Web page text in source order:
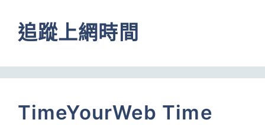
追蹤上網時間
TimeYourWeb Time